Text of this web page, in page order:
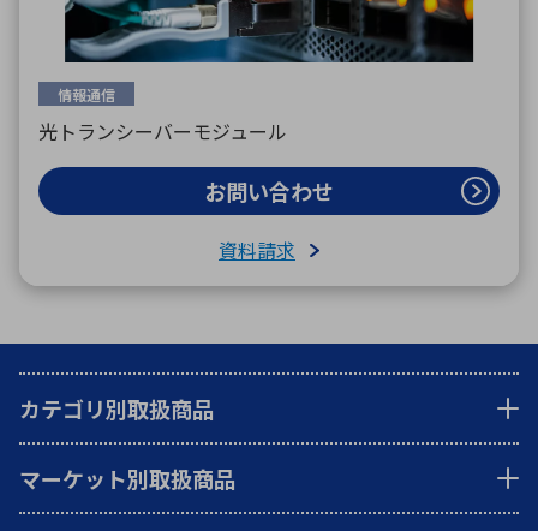
情報通信
光トランシーバーモジュール
お問い合わせ
資料請求
カテゴリ別取扱商品
マーケット別取扱商品